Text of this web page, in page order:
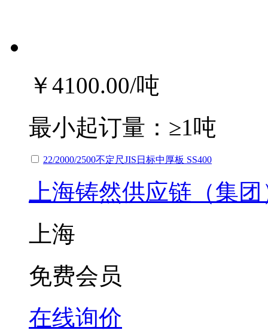
￥4100.00/吨
最小起订量： ≥1吨
22/2000/2500不定尺JIS日标中厚板 SS400
上海铸然供应链（集
上海
免费会员
在线询价